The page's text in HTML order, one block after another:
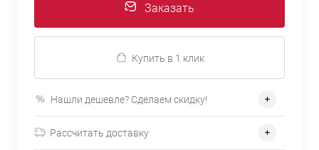
Заказать
Купить в 1 клик
Нашли дешевле? Сделаем скидку!
Рассчитать доставку